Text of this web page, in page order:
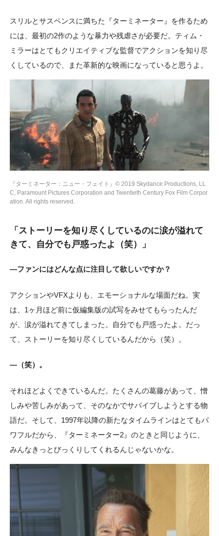
スリルとサスペンスに満ちた『ターミネーター』を作るため
には、最初の2作のような暴力や残虐さが必要だ。ティム・
ミラーはとてもクリエイティブな監督でアクションを知り尽
くしているので、また革新的な映画になっていると思うよ。
『ターミネーター：ニュー・フェイト』© 2019 Skydance Productions, LL
C, Paramount Pictures Corporation and Twentieth Century Fox Film Corpor
ation. All rights reserved.
「ストーリーを知り尽くしているのに涙が溢れて
きて、自分でも戸惑ったよ（笑）」
―ファンにはどんな点に注目して欲しいですか？
アクションやVFXよりも、エモーショナルな場面だね。実
は、1ヶ月ほど前に仮編集版の試写をみせてもらったんだ
が、涙が溢れてきてしまった。自分でも戸惑ったよ。だっ
て、ストーリーを知り尽くしているんだから（笑）。
―（笑）。
それほどよくできているんだ。たくさんの葛藤があって、憎
しみや苦しみがあって、そのなかでサバイブしようとする物
語だ。そして、1997年以降の新たなタイムラインはとてもパ
ワフルだから、『ターミネーター2』のときと同じように、
みんなきっとびっくりしてくれるんじゃないかな。